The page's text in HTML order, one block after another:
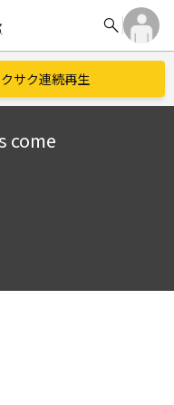
search
サク連続再生
come